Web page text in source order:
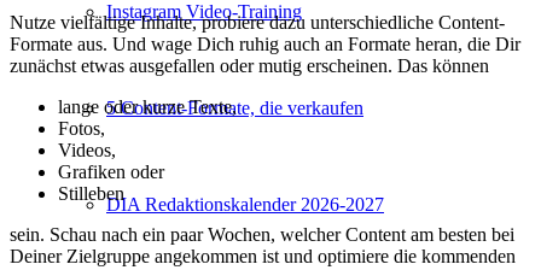
Instagram Video-Training
5 Content-Formate, die verkaufen
DIA Redaktionskalender 2026-2027
Nutze vielfältige Inhalte, probiere dazu unterschiedliche Content-
Formate aus. Und wage Dich ruhig auch an Formate heran, die Dir
zunächst etwas ausgefallen oder mutig erscheinen. Das können
lange oder kurze Texte,
Fotos,
Videos,
Grafiken oder
Stilleben
sein. Schau nach ein paar Wochen, welcher Content am besten bei
Deiner Zielgruppe angekommen ist und optimiere die kommenden